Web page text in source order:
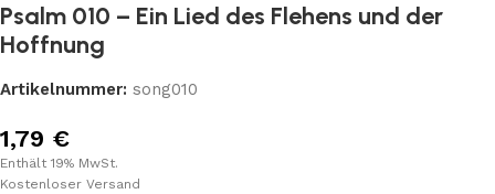
Psalm 010 – Ein Lied des Flehens und der
Hoffnung
Artikelnummer: song010
1,79 €
Enthält 19% MwSt.
Kostenloser Versand